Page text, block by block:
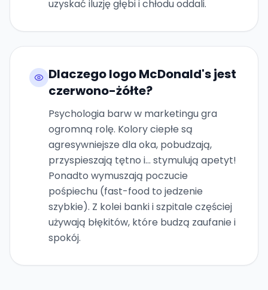
uzyskać iluzję głębi i chłodu oddali.
Dlaczego logo McDonald's jest
czerwono-żółte?
Psychologia barw w marketingu gra
ogromną rolę. Kolory ciepłe są
agresywniejsze dla oka, pobudzają,
przyspieszają tętno i... stymulują apetyt!
Ponadto wymuszają poczucie
pośpiechu (fast-food to jedzenie
szybkie). Z kolei banki i szpitale częściej
używają błękitów, które budzą zaufanie i
spokój.